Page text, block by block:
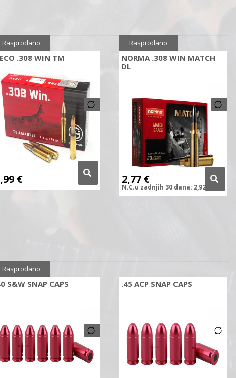
.308 WIN TM
€
Rasprodano Sniženo 5%
NORMA .308 WIN MATCH
DL
2,77 €
N.C.u zadnjih 30 dana: 2,92
Rasprodano
S&W SNAP CAPS
Rasprodano
.45 ACP SNAP CAPS